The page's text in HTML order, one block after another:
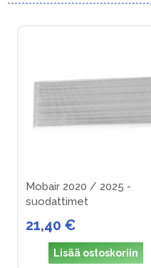
Mobair 2020 / 2025 -
suodattimet
21,40 €
Lisää ostoskoriin